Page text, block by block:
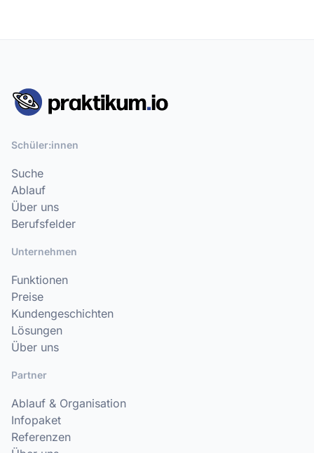
Schüler:innen
Suche
Ablauf
Über uns
Berufsfelder
Unternehmen
Funktionen
Preise
Kundengeschichten
Lösungen
Über uns
Partner
Ablauf & Organisation
Infopaket
Referenzen